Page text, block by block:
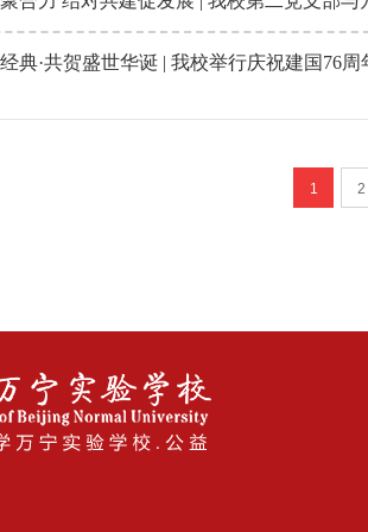
典·共贺盛世华诞 | 我校举行庆祝建国76周
1 2